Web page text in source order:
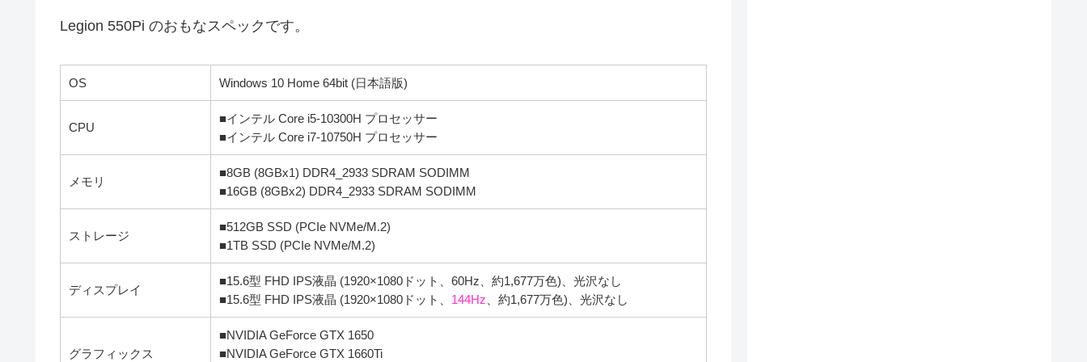
Legion 550Pi のおもなスペックです。
OS Windows 10 Home 64bit (日本語版)
CPU
■インテル Core i5-10300H プロセッサー
■インテル Core i7-10750H プロセッサー
メモリ
■8GB (8GBx1) DDR4_2933 SDRAM SODIMM
■16GB (8GBx2) DDR4_2933 SDRAM SODIMM
ストレージ
■512GB SSD (PCIe NVMe/M.2)
■1TB SSD (PCIe NVMe/M.2)
ディスプレイ
■15.6型 FHD IPS液晶 (1920×1080ドット、60Hz、約1,677万色)、光沢なし
■15.6型 FHD IPS液晶 (1920×1080ドット、 144Hz 、約1,677万色)、光沢なし
グラフィックス
■NVIDIA GeForce GTX 1650
■NVIDIA GeForce GTX 1660Ti